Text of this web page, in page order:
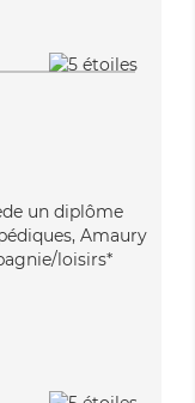
un diplôme
Amaury
loisirs*